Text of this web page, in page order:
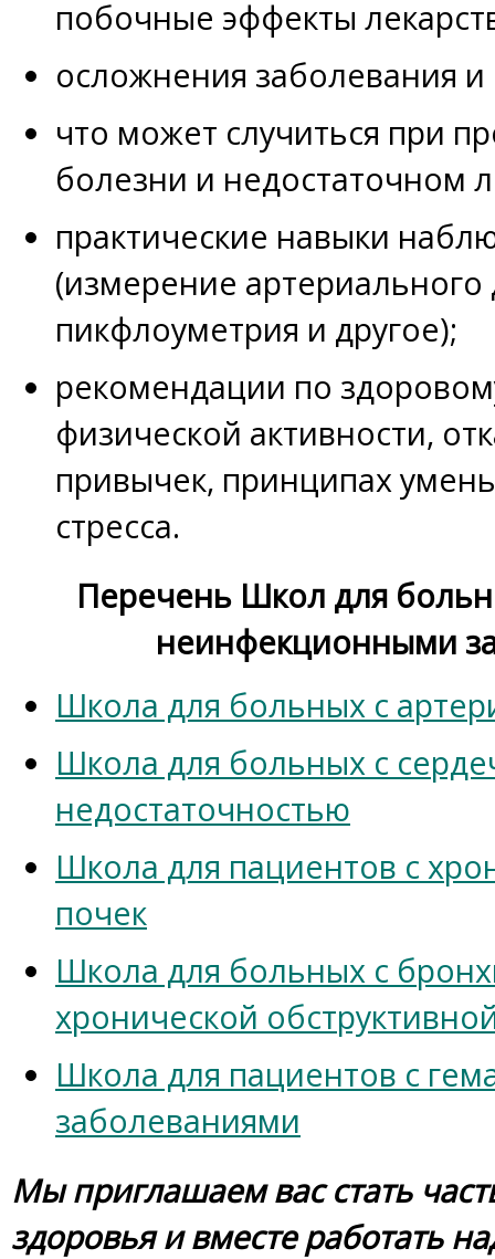
побочные эффекты
осложнения заболевания
что может случиться при
болезни и недостаточном
практические навыки
(измерение артериального
пикфлоуметрия и другое);
рекомендации по
физической активности,
привычек, принципах
стресса.
Перечень Школ для
неинфекционными
Школа для больных с
Школа для больных с
недостаточностью
Школа для пациентов с
почек
Школа для больных с
хронической
Школа для пациентов с
заболеваниями
Мы приглашаем вас стать
здоровья и вместе работать